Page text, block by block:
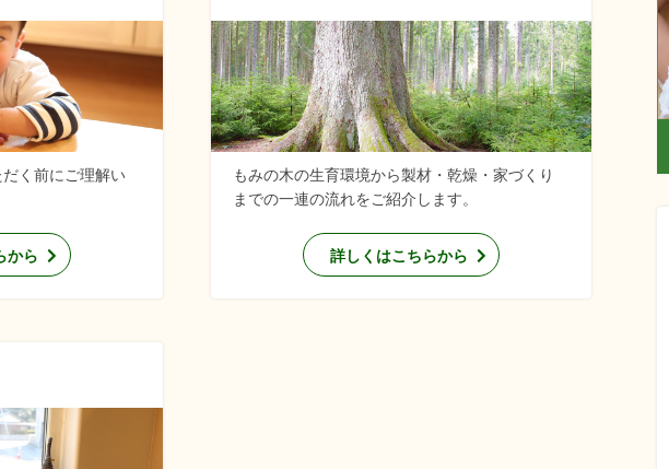
く前にご理解い
から
もみの木の生育環境から製材・乾燥・家づくり
までの一連の流れをご紹介します。
詳しくはこちらから